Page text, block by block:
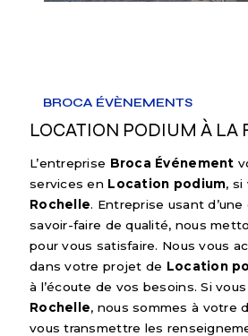
BROCA ÉVÈNEMENTS
LOCATION PODIUM À LA
L’entreprise Broca Événement
services en Location podium, si
Rochelle. Entreprise usant
savoir-faire de qualité, nous
pour vous satisfaire. Nous vous
dans votre projet de Location
à l’écoute de vos besoins. Si
Rochelle, nous sommes à votre
vous transmettre les